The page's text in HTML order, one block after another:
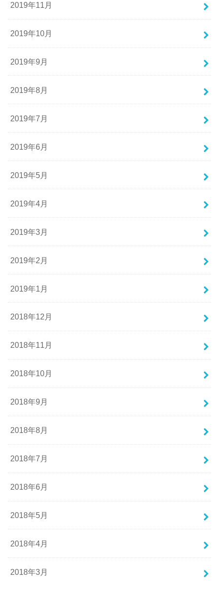
2019年11月
2019年10月
2019年9月
2019年8月
2019年7月
2019年6月
2019年5月
2019年4月
2019年3月
2019年2月
2019年1月
2018年12月
2018年11月
2018年10月
2018年9月
2018年8月
2018年7月
2018年6月
2018年5月
2018年4月
2018年3月